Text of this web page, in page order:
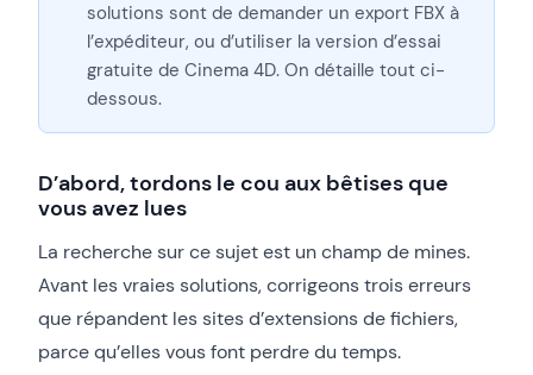
solutions sont de demander un export FBX à
l’expéditeur, ou d’utiliser la version d’essai
gratuite de Cinema 4D. On détaille tout ci-
dessous.
D’abord, tordons le cou aux bêtises que
vous avez lues
La recherche sur ce sujet est un champ de mines.
Avant les vraies solutions, corrigeons trois erreurs
que répandent les sites d’extensions de fichiers,
parce qu’elles vous font perdre du temps.